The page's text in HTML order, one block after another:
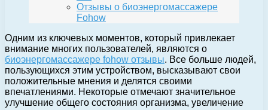
Отзывы о биоэнергомассажере
Fohow
Одним из ключевых моментов, который привлекает
внимание многих пользователей, являются о
биоэнергомассажере fohow отзывы. Все больше людей,
пользующихся этим устройством, высказывают свои
положительные мнения и делятся своими
впечатлениями. Некоторые отмечают значительное
улучшение общего состояния организма, увеличение